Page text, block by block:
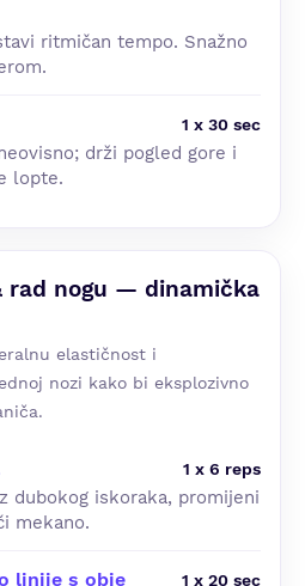
ritmičan tempo. Snažno
1 x 30 sec
drži pogled gore i
lopte.
rad nogu — dinamička
elastičnost i
nozi kako bi eksplozivno
1 x 6 reps
dubokog iskoraka, promijeni
mekano.
linije s obje 1 x 20 sec